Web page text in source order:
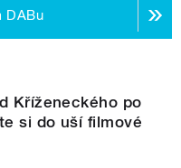
DABu
Kříženeckého po
si do uší filmové